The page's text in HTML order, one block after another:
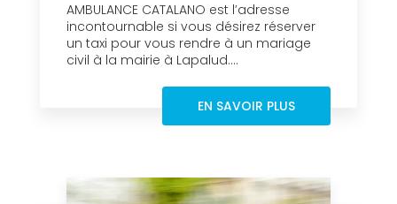
AMBULANCE CATALANO est l’adresse
incontournable si vous désirez réserver
un taxi pour vous rendre à un mariage
civil à la mairie à Lapalud....
EN SAVOIR PLUS